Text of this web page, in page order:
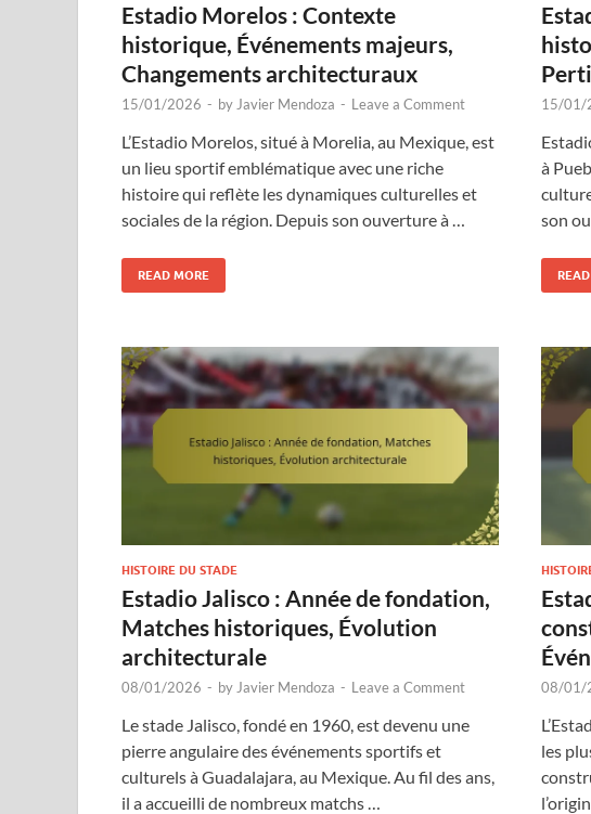
Estadio Morelos : Contexte
historique, Événements majeurs,
Changements architecturaux
15/01/2026 - byJavier Mendoza - Leave a Comment
L’Estadio Morelos, situé à Morelia, au Mexique, est
un lieu sportif emblématique avec une riche
histoire qui reflète les dynamiques culturelles et
sociales de la région. Depuis son ouverture à …
READ MORE
15/01/
à
son
HISTOIRE DU STADE
Estadio Jalisco : Année de fondation,
Matches historiques, Évolution
architecturale
08/01/2026 - by Javier Mendoza - Leave a Comment
Le stade Jalisco, fondé en 1960, est devenu une
pierre angulaire des événements sportifs et
culturels à Guadalajara, au Mexique. Au fil des ans,
il a accueilli de nombreux matchs …
08/01/
les